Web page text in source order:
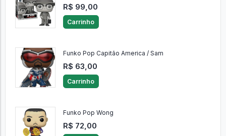
R$ 99,00
Carrinho
Funko Pop Capitão America / Sam
R$ 63,00
Carrinho
Funko Pop Wong
R$ 72,00